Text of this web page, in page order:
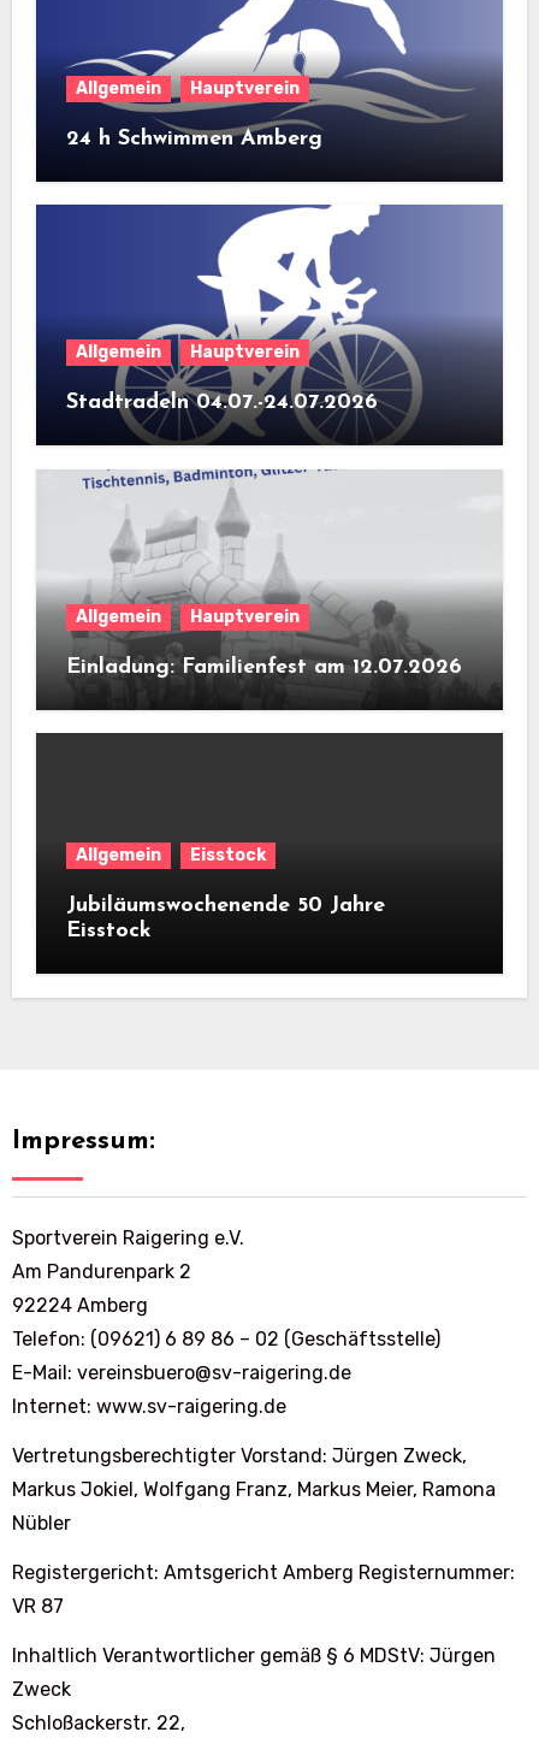
Allgemein Hauptverein
24 h Schwimmen Amberg
Allgemein Hauptverein
Stadtradeln 04.07.-24.07.2026
Allgemein Hauptverein
Einladung: Familienfest am 12.07.2026
Allgemein Eisstock
Jubiläumswochenende 50 Jahre
Eisstock
Impressum:
Sportverein Raigering e.V.
Am Pandurenpark 2
92224 Amberg
Telefon: (09621) 6 89 86 – 02 (Geschäftsstelle)
E-Mail: vereinsbuero@sv-raigering.de
Internet: www.sv-raigering.de
Vertretungsberechtigter Vorstand: Jürgen Zweck,
Markus Jokiel, Wolfgang Franz, Markus Meier, Ramona
Nübler
Registergericht: Amtsgericht Amberg Registernummer:
VR 87
Inhaltlich Verantwortlicher gemäß § 6 MDStV: Jürgen
Zweck
Schloßackerstr. 22,